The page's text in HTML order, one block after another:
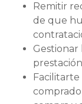
Remitir
de que
Facilitarte